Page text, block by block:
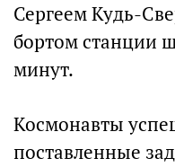
Сергеем Кудь-
бортом станции
минут.
Космонавты
поставленные